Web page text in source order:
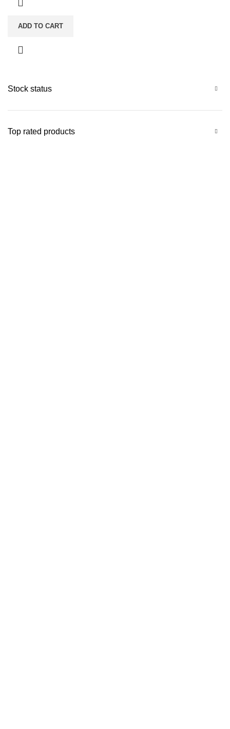
Stock status
Top rated products
ADD TO CART